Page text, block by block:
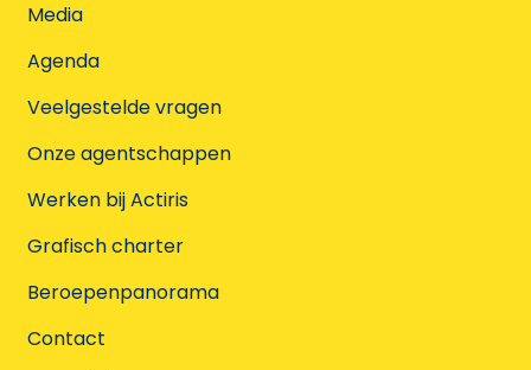
Media
Agenda
Veelgestelde vragen
Onze agentschappen
Werken bij Actiris
Grafisch charter
Beroepenpanorama
Contact